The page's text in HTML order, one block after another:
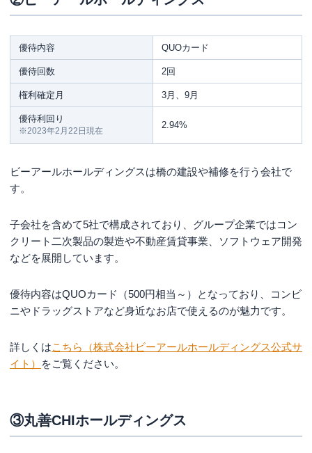
株主優待だけで生活ってできるの？
まとめ
優待内容 QUOカード
優待回数 2回
権利確定月 3月、9月
優待利回り
※2023年2月22日現在
2.94%
ビーアールホールディングスは橋の建設や補修を行う会社で
す。
子会社を含めて5社で構成されており、グループ企業ではコン
クリート二次製品の製造や不動産賃貸事業、ソフトウェア開発
などを展開しています。
優待内容はQUOカード（500円相当～）となっており、コンビ
ニやドラッグストアなど身近なお店で使えるのが魅力です。
詳しくはこちら（株式会社ビーアールホールディングス公式サ
イト）
をご覧ください。
③丸善CHIホールディングス